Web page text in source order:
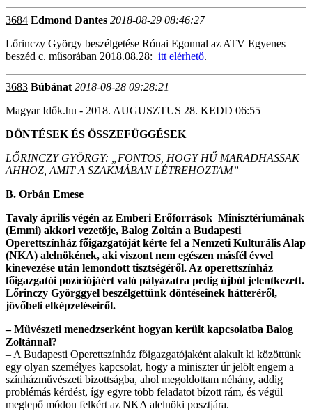
3684 Edmond Dantes 2018-08-29 08:46:27
Lőrinczy György beszélgetése Rónai Egonnal az ATV Egyenes
beszéd c. műsorában 2018.08.28: itt elérhető.
3683 Búbánat 2018-08-28 09:28:21
Magyar Idők.hu - 2018. AUGUSZTUS 28. KEDD 06:55
DÖNTÉSEK ÉS ÖSSZEFÜGGÉSEK
LŐRINCZY GYÖRGY: „FONTOS, HOGY HŰ MARADHASSAK
AHHOZ, AMIT A SZAKMÁBAN LÉTREHOZTAM”
B. Orbán Emese
Tavaly április végén az Emberi Erőforrások Minisztériumának
(Emmi) akkori vezetője, Balog Zoltán a Budapesti
Operettszínház főigazgatóját kérte fel a Nemzeti Kulturális Alap
(NKA) alelnökének, aki viszont nem egészen másfél évvel
kinevezése után lemondott tisztségéről. Az operettszínház
főigazgatói pozíciójáért való pályázatra pedig újból jelentkezett.
Lőrinczy Györggyel beszélgettünk döntéseinek hátteréről,
jövőbeli elképzeléseiről.
– Művészeti menedzserként hogyan került kapcsolatba Balog
Zoltánnal?
– A Budapesti Operettszínház főigazgatójaként alakult ki közöttünk
egy olyan személyes kapcsolat, hogy a miniszter úr jelölt engem a
színházművészeti bizottságba, ahol megoldottam néhány, addig
problémás kérdést, így egyre több feladatot bízott rám, és végül
meglepő módon felkért az NKA alelnöki posztjára.